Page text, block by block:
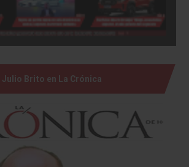
Julio Brito en La Crónica